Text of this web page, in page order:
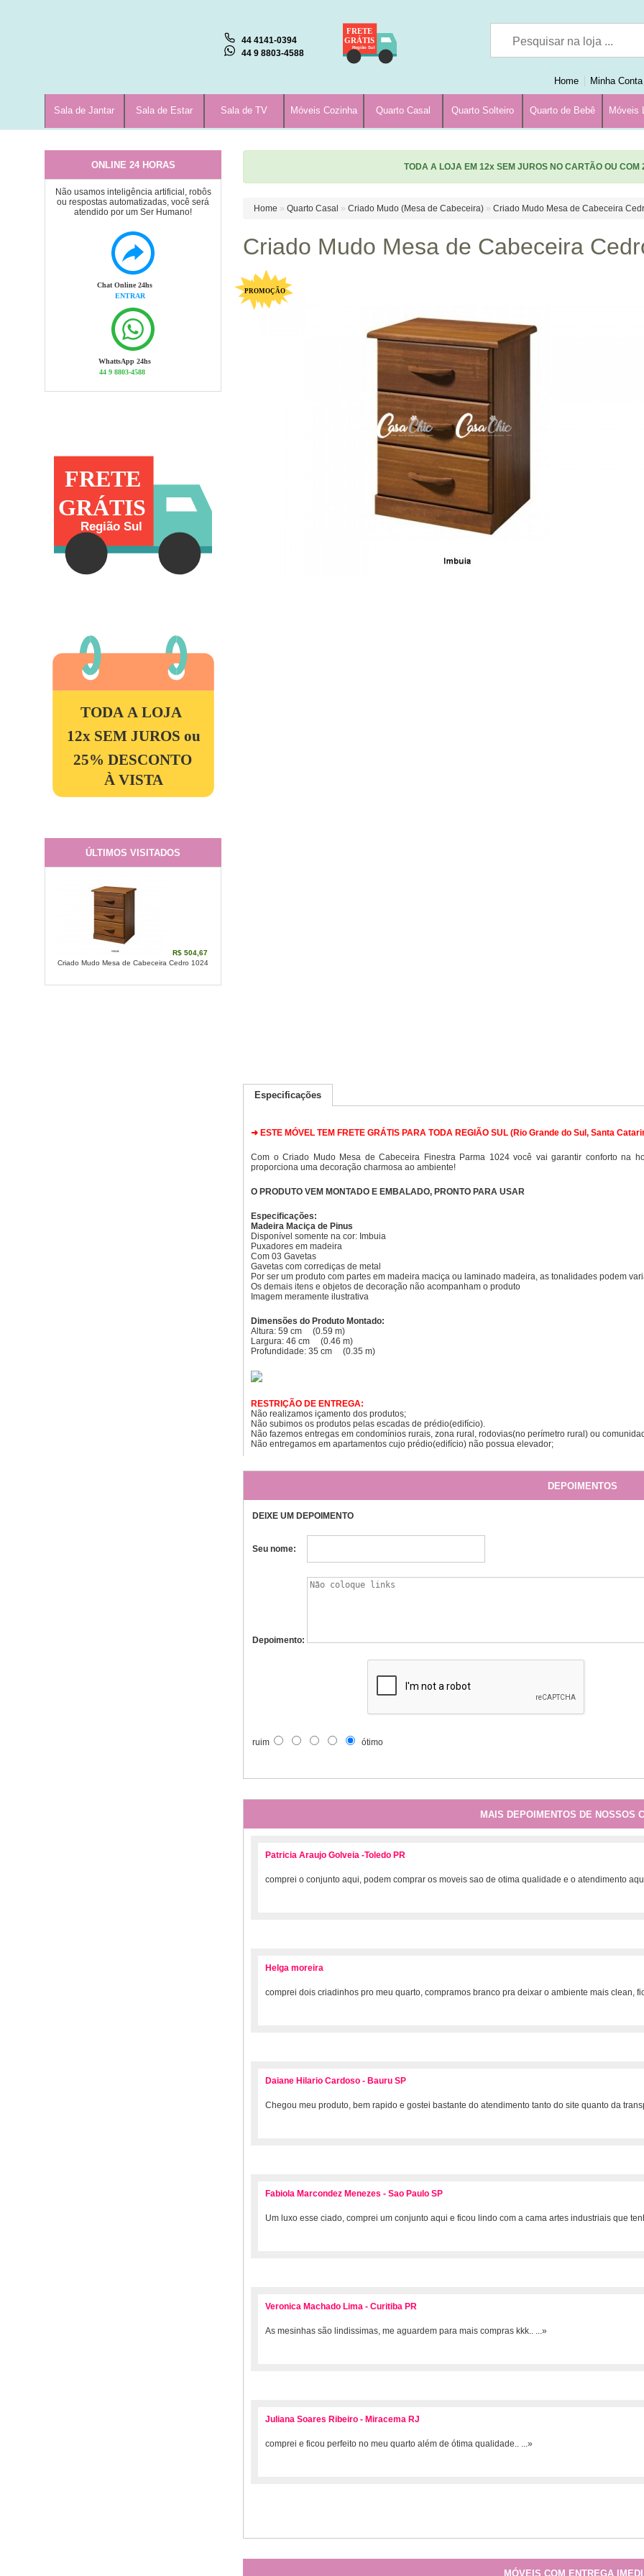
44 4141-0394
44 9 8803-4588
FRETE
GRÁTIS
Região Sul
Home Minha Conta
Sala de Jantar Sala de Estar Sala de TV Móveis Cozinha Quarto Casal Quarto Solteiro Quarto de Bebê Móveis
ONLINE 24 HORAS
Não usamos inteligência artificial, robôs
ou respostas automatizadas, você será
atendido por um Ser Humano!
Chat Online 24hs
ENTRAR
WhattsApp 24hs
44 9 8803-4588
FRETE
GRÁTIS
Região Sul
TODA A LOJA
12x SEM JUROS ou
25% DESCONTO
À VISTA
ÚLTIMOS VISITADOS
R$ 504,67
Criado Mudo Mesa de Cabeceira Cedro 1024
TODA A LOJA EM 12x SEM JUROS NO CARTÃO OU COM
Home » Quarto Casal » Criado Mudo (Mesa de Cabeceira) » Criado Mudo Mesa de Cabeceira
Criado Mudo Mesa de Cabeceira
Especificações
➜ ESTE MÓVEL TEM FRETE GRÁTIS PARA TODA REGIÃO SUL (Rio Grande do Sul, Santa
Com o Criado Mudo Mesa de Cabeceira Finestra Parma 1024 você vai garantir conforto na
proporciona uma decoração charmosa ao ambiente!
O PRODUTO VEM MONTADO E EMBALADO, PRONTO PARA USAR
Especificações:
Madeira Maciça de Pinus
Disponível somente na cor: Imbuia
Puxadores em madeira
Com 03 Gavetas
Gavetas com corrediças de metal
Por ser um produto com partes em madeira maciça ou laminado madeira, as tonalidades podem
Os demais itens e objetos de decoração não acompanham o produto
Imagem meramente ilustrativa
Dimensões do Produto Montado:
Altura: 59 cm (0.59 m)
Largura: 46 cm (0.46 m)
Profundidade: 35 cm (0.35 m)
RESTRIÇÃO DE ENTREGA:
Não realizamos içamento dos produtos;
Não subimos os produtos pelas escadas de prédio(edifício).
Não fazemos entregas em condomínios rurais, zona rural, rodovias(no perímetro rural) ou
Não entregamos em apartamentos cujo prédio(edifício) não possua elevador;
DEPOIMENTOS
DEIXE UM DEPOIMENTO
Seu nome:
Depoimento:
ruim ótimo
MAIS DEPOIMENTOS DE NOSSOS
Patricia Araujo Golveia -Toledo PR
comprei o conjunto aqui, podem comprar os moveis sao de otima qualidade e o atendimento
Helga moreira
comprei dois criadinhos pro meu quarto, compramos branco pra deixar o ambiente mais clean,
Daiane Hilario Cardoso - Bauru SP
Chegou meu produto, bem rapido e gostei bastante do atendimento tanto do site quanto da
Fabiola Marcondez Menezes - Sao Paulo SP
Um luxo esse ciado, comprei um conjunto aqui e ficou lindo com a cama artes industriais que
Veronica Machado Lima - Curitiba PR
As mesinhas são lindissimas, me aguardem para mais compras kkk.. ...»
Juliana Soares Ribeiro - Miracema RJ
comprei e ficou perfeito no meu quarto além de ótima qualidade.. ...»
MÓVEIS COM ENTREGA